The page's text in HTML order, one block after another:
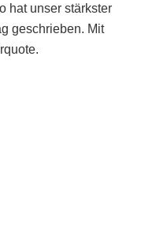
hat unser stärkster
geschrieben. Mit